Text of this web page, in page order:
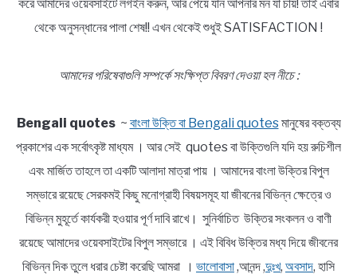
করে আমাদের ওয়েবসাইটে লগইন করুন, আর পেয়ে যান আপনার মন যা চায়! তাই এবার
থেকে অনুসন্ধানের পালা শেষ!! এখন থেকেই শুধুই SATISFACTION !
আমাদের পরিষেবাগুলি সম্পর্কে সংক্ষিপ্ত বিবরণ দেওয়া হল নীচে :
Bengali quotes~ বাংলা উক্তি বা Bengali quotesমানুষের বক্তব্য
প্রকাশের এক সর্বোৎকৃষ্ট মাধ্যম । আর সেই quotes বা উক্তিগুলি যদি হয় রুচিশীল
এবং মার্জিত তাহলে তা একটি আলাদা মাত্রা পায় । আমাদের বাংলা উক্তির বিপুল
সম্ভারে রয়েছে সেরকমই কিছু মনোগ্রাহী বিষয়সমূহ যা জীবনের বিভিন্ন ক্ষেত্রে ও
বিভিন্ন মুহূর্তে কার্যকরী হওয়ার পূর্ণ দাবি রাখে। সুনির্বাচিত উক্তির সংকলন ও বাণী
রয়েছে আমাদের ওয়েবসাইটের বিপুল সম্ভারে । এই বিবিধ উক্তির মধ্য দিয়ে জীবনের
বিভিন্ন দিক তুলে ধরার চেষ্টা করেছি আমরা । ভালোবাসা,আনন্দ ,দুঃখ, অবসাদ, হাসি